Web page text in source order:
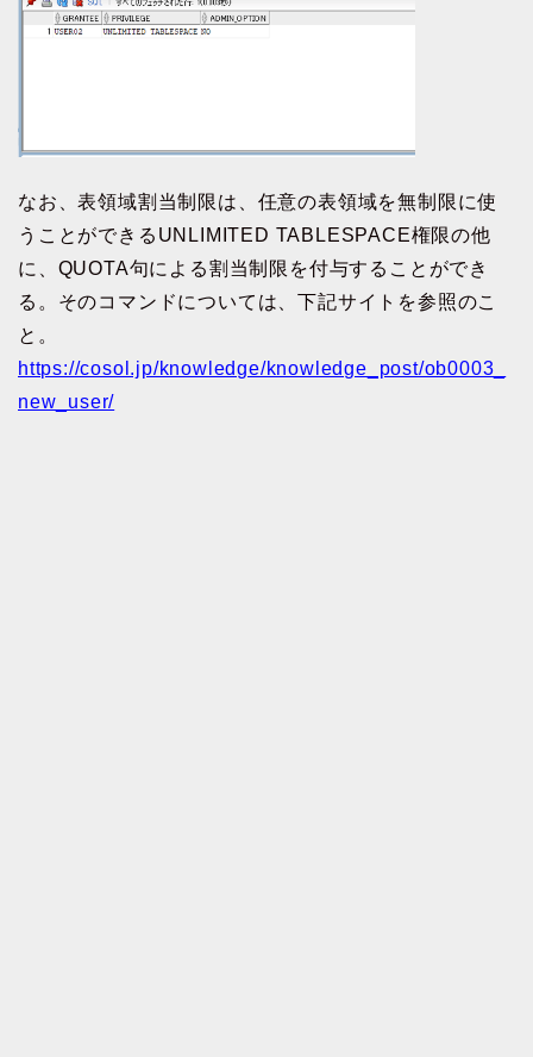
なお、表領域割当制限は、任意の表領域を無制限に使
うことができるUNLIMITED TABLESPACE権限の他
に、QUOTA句による割当制限を付与することができ
る。そのコマンドについては、下記サイトを参照のこ
と。
https://cosol.jp/knowledge/knowledge_post/ob0003_
new_user/